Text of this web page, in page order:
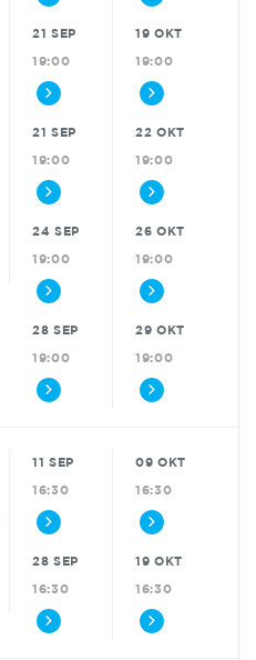
21 SEP
19:00
21 SEP
19:00
24 SEP
19:00
28 SEP
19:00
19 OKT
19:00
22 OKT
19:00
26 OKT
19:00
29 OKT
19:00
11 SEP
16:30
28 SEP
16:30
09 OKT
16:30
19 OKT
16:30